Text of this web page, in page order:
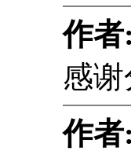
作者:
感
作者: